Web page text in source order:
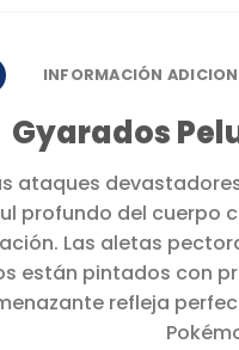
INFORMACIÓN
Gyarados
ataques
profundo del
Las aletas
están pintados con
refleja